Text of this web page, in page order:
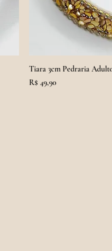
Tiara 3cm Pedraria
Preço
R$ 49,90